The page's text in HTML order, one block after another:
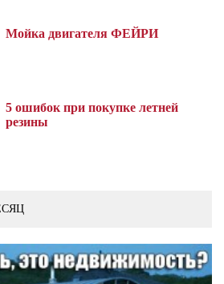
Мойка двигателя ФЕЙРИ
5 ошибок при покупке летней
резины